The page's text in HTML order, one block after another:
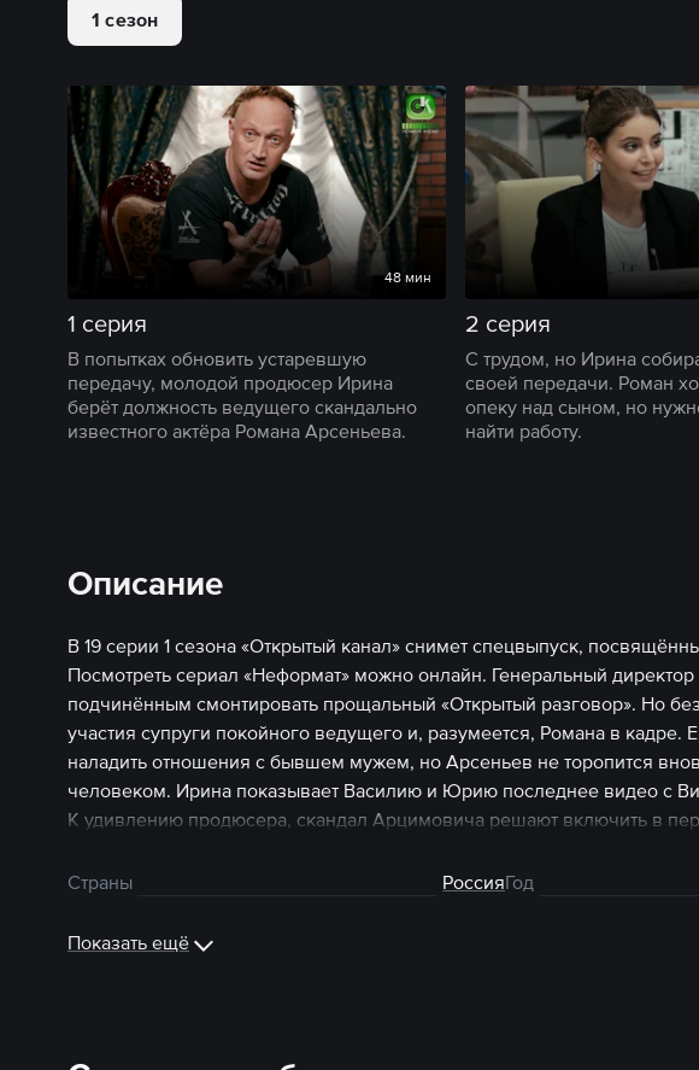
1 сезон
48 мин
1 серия
В попытках обновить устаревшую
передачу, молодой продюсер Ирина
берёт должность ведущего скандально
известного актёра Романа Арсеньева.
2 серия
С трудом, но Ирина
своей передачи. Роман
опеку над сыном, но
найти работу.
Описание
В 19 серии 1 сезона «Открытый канал» снимет спецвыпуск,
Посмотреть сериал «Неформат» можно онлайн. Генеральный директор
подчинённым смонтировать прощальный «Открытый разговор». Но
участия супруги покойного ведущего и, разумеется, Романа в кадре.
наладить отношения с бывшем мужем, но Арсеньев не торопится
человеком. Ирина показывает Василию и Юрию последнее видео с
К удивлению продюсера, скандал Арцимовича решают включить в
онлайн.
Страны РоссияГод
Показать ещё